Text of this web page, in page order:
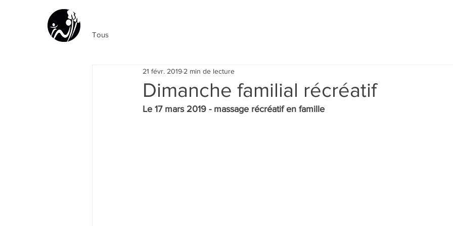
du
Tous
Dimanche familial récréatif
21 févr. 2019 2 min de lecture
Le 17 mars 2019 - massage récréatif en famille